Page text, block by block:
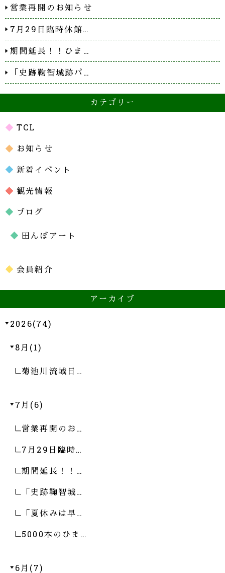
営業再開のお知らせ
7月29日臨時休館…
期間延長！！ひま…
「史跡鞠智城跡パ…
カテゴリー
TCL
お知らせ
新着イベント
観光情報
ブログ
田んぼアート
会員紹介
アーカイブ
2026(74)
8月(1)
菊池川流域日…
7月(6)
営業再開のお…
7月29日臨時…
期間延長！！…
「史跡鞠智城…
「夏休みは早…
5000本のひま…
6月(7)